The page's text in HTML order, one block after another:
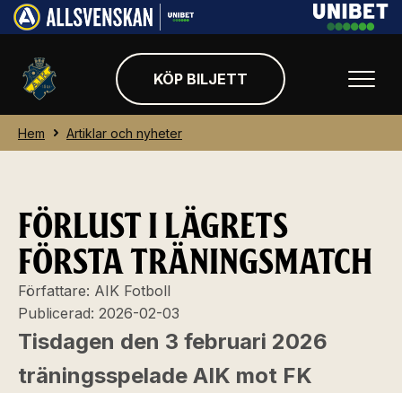
KÖP BILJETT
Hem Artiklar och nyheter
FÖRLUST I LÄGRETS
FÖRSTA TRÄNINGSMATCH
Författare: AIK Fotboll
Publicerad: 2026-02-03
Tisdagen den 3 februari 2026
träningsspelade AIK mot FK